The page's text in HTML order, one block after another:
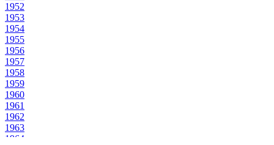
1952
1953
1954
1955
1956
1957
1958
1959
1960
1961
1962
1963
1964